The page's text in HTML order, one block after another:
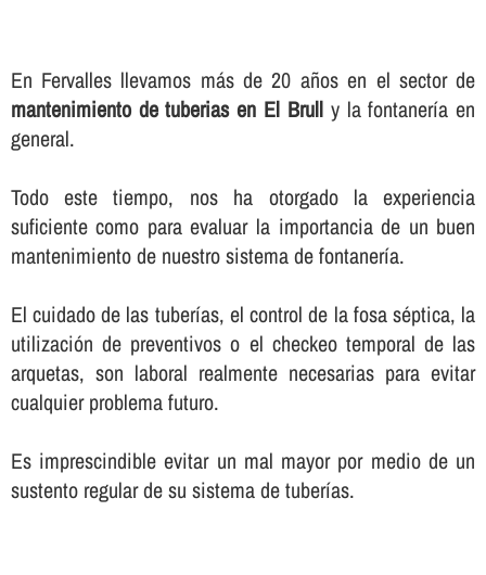
En Fervalles llevamos más de 20 años en el sector de
mantenimiento de tuberias en El Brully la fontanerí­a en
general.
Todo este tiempo, nos ha otorgado la experiencia
suficiente como para evaluar la importancia de un buen
mantenimiento de nuestro sistema de fontanerí­a.
El cuidado de las tuberí­as, el control de la fosa séptica, la
utilización de preventivos o el checkeo temporal de las
arquetas, son laboral realmente necesarias para evitar
cualquier problema futuro.
Es imprescindible evitar un mal mayor por medio de un
sustento regular de su sistema de tuberí­as.